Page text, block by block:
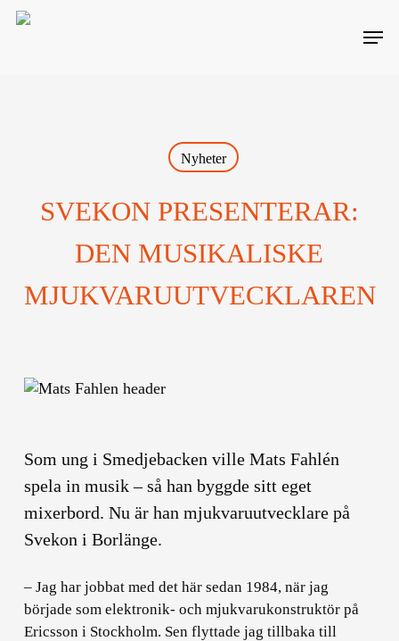
Skip
Menu
Nyheter
SVEKON PRESENTERAR:
DEN MUSIKALISKE
MJUKVARUUTVECKLAREN
Som ung i Smedjebacken ville Mats Fahlén
spela in musik – så han byggde sitt eget
mixerbord. Nu är han mjukvaruutvecklare på
Svekon i Borlänge.
– Jag har jobbat med det här sedan 1984, när jag
började som elektronik- och mjukvarukonstruktör på
Ericsson i Stockholm. Sen flyttade jag tillbaka till